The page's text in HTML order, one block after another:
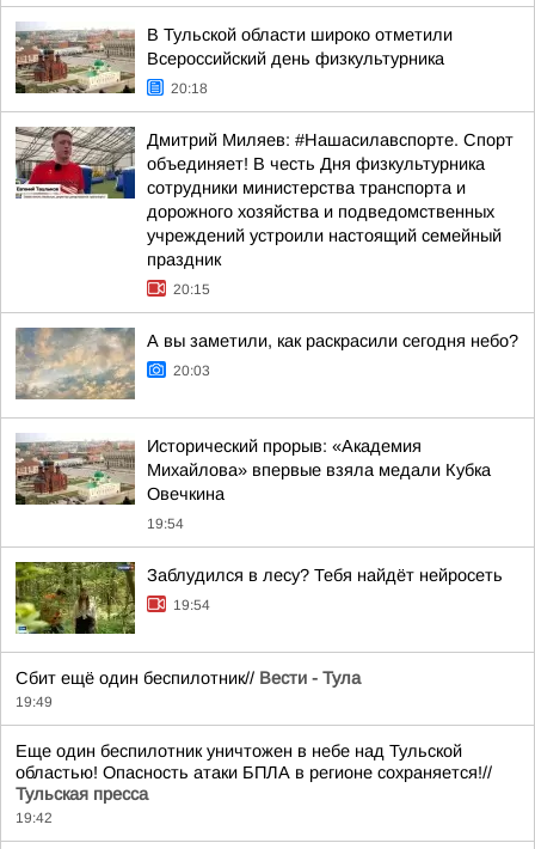
В Тульской области широко отметили
Всероссийский день физкультурника
20:18
Дмитрий Миляев: #Нашасилавспорте. Спорт
объединяет! В честь Дня физкультурника
сотрудники министерства транспорта и
дорожного хозяйства и подведомственных
учреждений устроили настоящий семейный
праздник
20:15
А вы заметили, как раскрасили сегодня небо?
20:03
Исторический прорыв: «Академия
Михайлова» впервые взяла медали Кубка
Овечкина
19:54
Заблудился в лесу? Тебя найдёт нейросеть
19:54
Сбит ещё один беспилотник// Вести - Тула
19:49
Еще один беспилотник уничтожен в небе над Тульской
областью! Опасность атаки БПЛА в регионе сохраняется!//
Тульская пресса
19:42